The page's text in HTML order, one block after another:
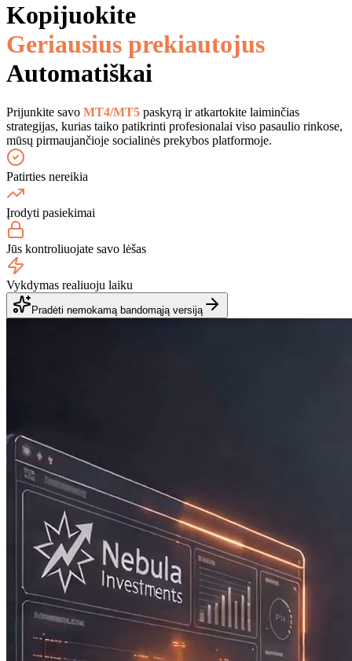
Kopijuokite
Geriausius prekiautojus
Automatiškai
Prijunkite savo MT4/MT5 paskyrą ir atkartokite laiminčias
strategijas, kurias taiko patikrinti profesionalai viso pasaulio rinkose,
mūsų pirmaujančioje socialinės prekybos platformoje.
Patirties nereikia
Įrodyti pasiekimai
Jūs kontroliuojate savo lėšas
Vykdymas realiuoju laiku
Pradėti nemokamą bandomąją versiją